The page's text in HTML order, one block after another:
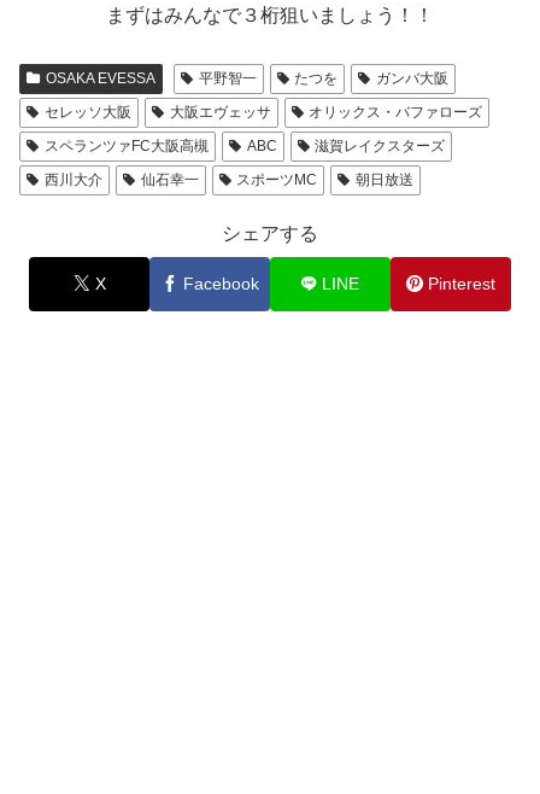
まずはみんなで３桁狙いましょう！！
OSAKA EVESSA 平野智一 たつを
ガンバ大阪
セレッソ大阪
大阪エヴェッサ
オリックス・バファローズ
スペランツァFC大阪高槻
ABC
滋賀レイクスターズ
西川大介
仙石幸一 スポーツMC 朝日放送
シェアする
X Facebook LINE Pinterest